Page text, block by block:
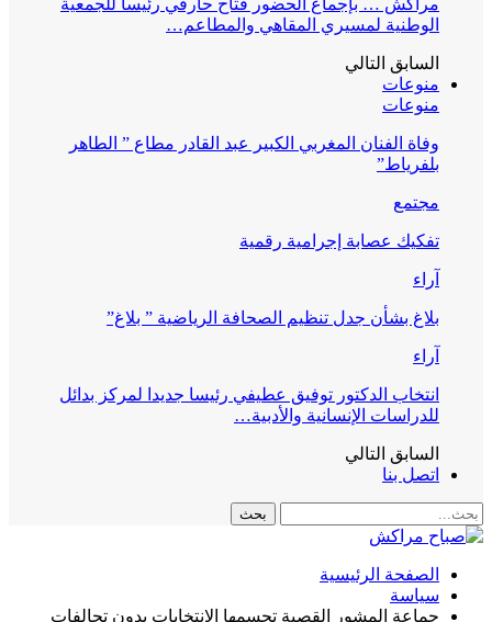
مراكش … بإجماع الحضور فتاح حارفي رئيسا للجمعية
الوطنية لمسيري المقاهي والمطاعم…
السابق التالي
منوعات
منوعات
وفاة الفنان المغربي الكبير عبد القادر مطاع ” الطاهر
بلفرياط”
مجتمع
تفكيك عصابة إجرامية رقمية
آراء
بلاغ بشأن جدل تنظيم الصحافة الرياضية ” بلاغ”
آراء
انتخاب الدكتور توفيق عطيفي رئيسا جديدا لمركز بدائل
للدراسات الإنسانية والأدبية…
السابق التالي
اتصل بنا
الصفحة الرئيسية
سياسة
جماعة المشور القصبة تحسمها الانتخابات بدون تحالفات